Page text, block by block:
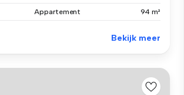
Appartement 94 m²
Bekijk meer